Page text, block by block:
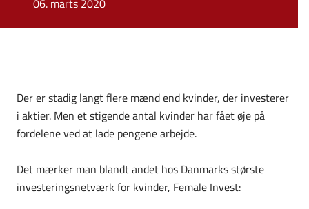
Der er stadig langt flere mænd end kvinder, der investerer
i aktier. Men et stigende antal kvinder har fået øje på
fordelene ved at lade pengene arbejde.
Det mærker man blandt andet hos Danmarks største
investeringsnetværk for kvinder, Female Invest: